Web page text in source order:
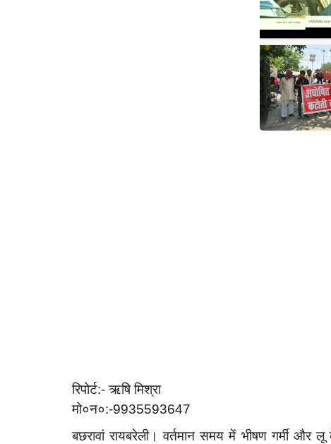
रिपोर्ट:- ऋषि मिश्रा
मो०न०:-9935593647
बछरावां रायबरेली। वर्तमान समय में भीषण गर्मी और